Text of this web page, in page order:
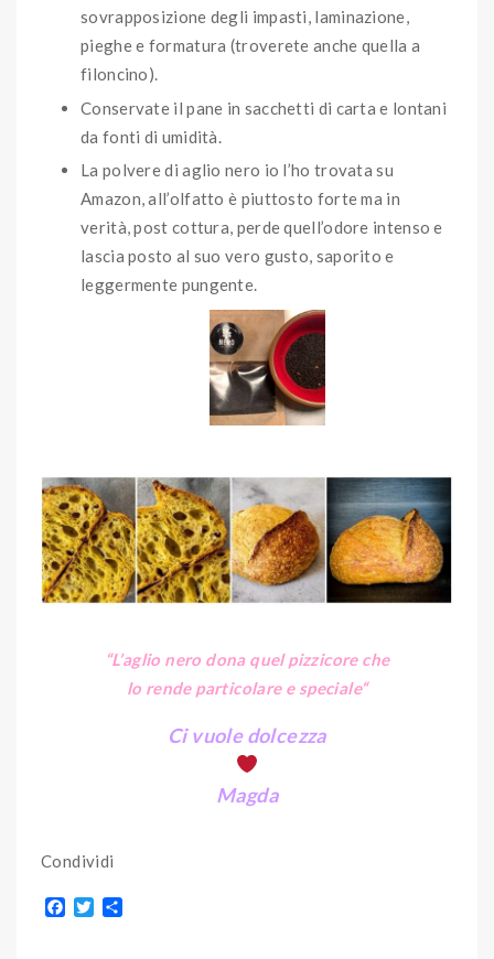
sovrapposizione degli impasti, laminazione,
pieghe e formatura (troverete anche quella a
filoncino).
Conservate il pane in sacchetti di carta e lontani
da fonti di umidità.
La polvere di aglio nero io l’ho trovata su
Amazon, all’olfatto è piuttosto forte ma in
verità, post cottura, perde quell’odore intenso e
lascia posto al suo vero gusto, saporito e
leggermente pungente.
“L’aglio nero dona quel pizzicore che
lo rende particolare e speciale“
Ci vuole dolcezza
Magda
Condividi
T